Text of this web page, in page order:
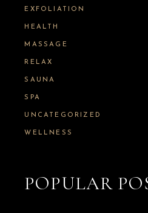
EXFOLIATION
HEALTH
MASSAGE
RELAX
SAUNA
SPA
UNCATEGORIZED
WELLNESS
POPULAR